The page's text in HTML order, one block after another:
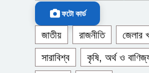
ফটো কার্ড
জাতীয় রাজনীতি জেলার
সারাবিশ্ব কৃষি, অর্থ ও